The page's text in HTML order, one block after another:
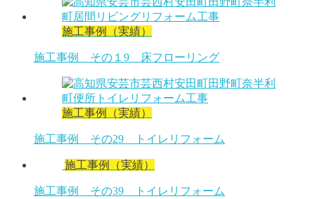
施工事例（実績）
施工事例 その１9 床フローリング
施工事例（実績）
施工事例 その29 トイレリフォーム
施工事例（実績）
施工事例 その39 トイレリフォーム